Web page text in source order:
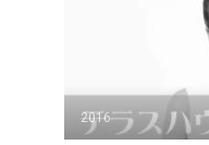
2016